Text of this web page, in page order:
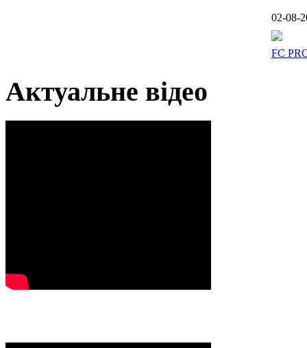
02-08-
FC
Актуальне відео